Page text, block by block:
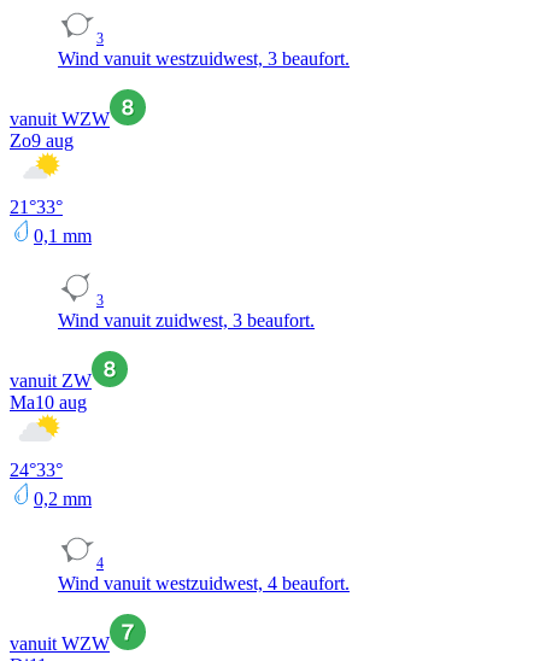
3
Wind vanuit westzuidwest, 3 beaufort.
vanuit WZW
Zo9 aug
21°33°
0,1 mm
3
Wind vanuit zuidwest, 3 beaufort.
vanuit ZW
Ma10 aug
24°33°
0,2 mm
4
Wind vanuit westzuidwest, 4 beaufort.
vanuit WZW